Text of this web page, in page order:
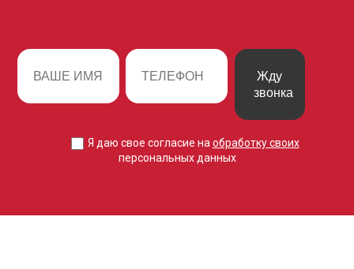
Жду
звонка
Я даю свое согласие на обработку своих
персональных данных